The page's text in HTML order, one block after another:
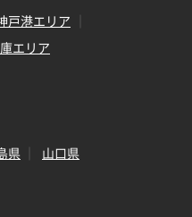
戸港エリア
エリア
県 山口県